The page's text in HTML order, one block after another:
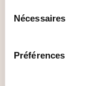
Nécessaires
Préférences
11.01.2027
Quelles